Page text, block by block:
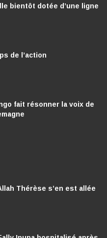
bientôt dotée d’une ligne
de l’action
fait résonner la voix de
Thérèse s’en est allée